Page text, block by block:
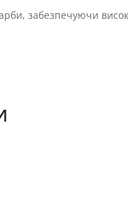
забезпечуючи